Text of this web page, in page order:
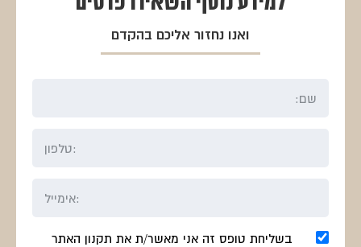
ואנו נחזור אליכם בהקדם
בשליחת טופס זה אני מאשר/ת את תקנון האתר